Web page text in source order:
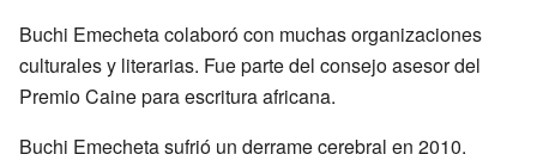
Buchi Emecheta colaboró con muchas organizaciones
culturales y literarias. Fue parte del consejo asesor del
Premio Caine para escritura africana.
Buchi Emecheta sufrió un derrame cerebral en 2010.